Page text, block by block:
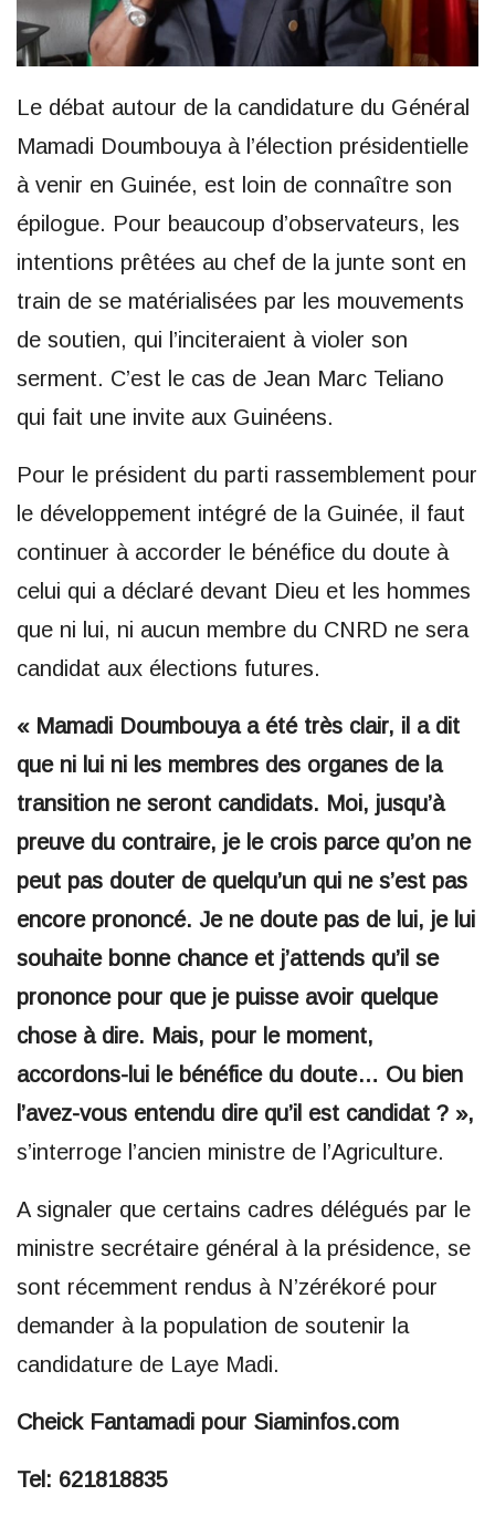
Le débat autour de la candidature du Général
Mamadi Doumbouya à l’élection présidentielle
à venir en Guinée, est loin de connaître son
épilogue. Pour beaucoup d’observateurs, les
intentions prêtées au chef de la junte sont en
train de se matérialisées par les mouvements
de soutien, qui l’inciteraient à violer son
serment. C’est le cas de Jean Marc Teliano
qui fait une invite aux Guinéens.
Pour le président du parti rassemblement pour
le développement intégré de la Guinée, il faut
continuer à accorder le bénéfice du doute à
celui qui a déclaré devant Dieu et les hommes
que ni lui, ni aucun membre du CNRD ne sera
candidat aux élections futures.
« Mamadi Doumbouya a été très clair, il a dit
que ni lui ni les membres des organes de la
transition ne seront candidats. Moi, jusqu’à
preuve du contraire, je le crois parce qu’on ne
peut pas douter de quelqu’un qui ne s’est pas
encore prononcé. Je ne doute pas de lui, je lui
souhaite bonne chance et j’attends qu’il se
prononce pour que je puisse avoir quelque
chose à dire. Mais, pour le moment,
accordons-lui le bénéfice du doute… Ou bien
l’avez-vous entendu dire qu’il est candidat ? »,
s’interroge l’ancien ministre de l’Agriculture.
A signaler que certains cadres délégués par le
ministre secrétaire général à la présidence, se
sont récemment rendus à N’zérékoré pour
demander à la population de soutenir la
candidature de Laye Madi.
Cheick Fantamadi pour Siaminfos.com
Tel: 621818835